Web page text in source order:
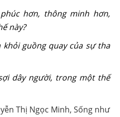
hơn, thông minh hơn,
này?
guồng quay của sự tha
dây người, trong một thế
Thị Ngọc Minh, Sống như